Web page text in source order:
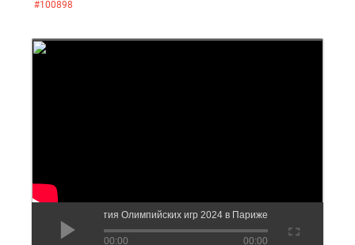
#100898
бал Саmаны на церемонии открытия Олимпийских игр 2024 в Париже
00:00 00:00